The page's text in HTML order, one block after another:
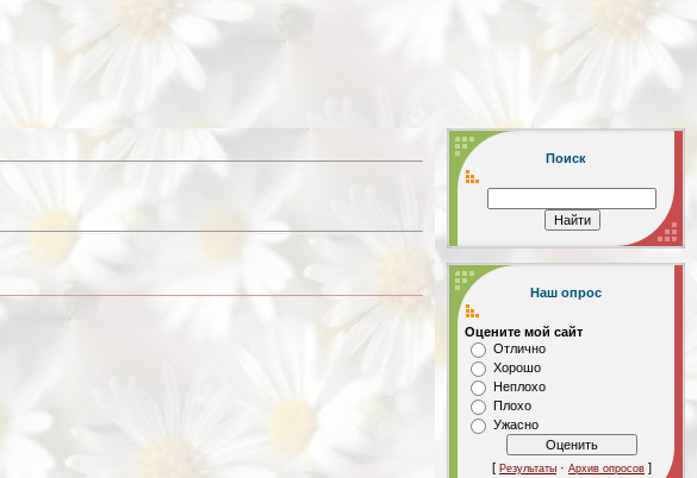
Поиск
Наш опрос
Оцените мой сайт
Отлично
Хорошо
Неплохо
Плохо
Ужасно
[ Результаты · Архив опросов ]